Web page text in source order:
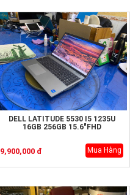
DELL LATITUDE 5530 I5 1235U
16GB 256GB 15.6"FHD
9,900,000 đ Mua Hàng